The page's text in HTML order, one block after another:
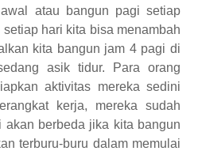
atau bangun pagi setiap
hari kita bisa menambah
kita bangun jam 4 pagi di
asik tidur. Para orang
aktivitas mereka sedini
kerja, mereka sudah
akan berbeda jika kita bangun
terburu-buru dalam memulai